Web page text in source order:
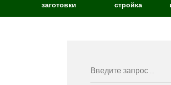
заготовки
стройка